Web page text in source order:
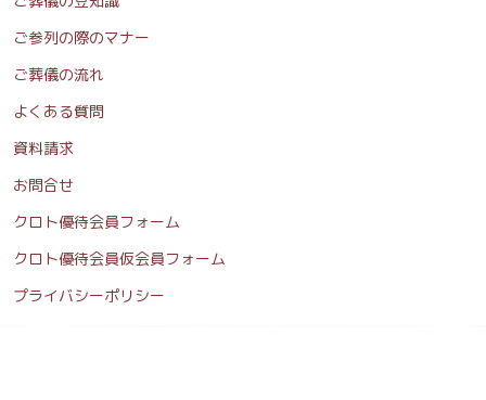
ご参列の際のマナー
ご葬儀の流れ
よくある質問
資料請求
お問合せ
クロト優待会員フォーム
クロト優待会員仮会員フォーム
プライバシーポリシー